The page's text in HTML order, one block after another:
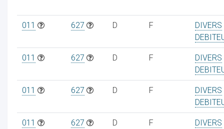
011 627 D F
DIVERS
011 627 D F
DIVERS
011 627 D F
DIVERS
011 627 D F
DIVERS